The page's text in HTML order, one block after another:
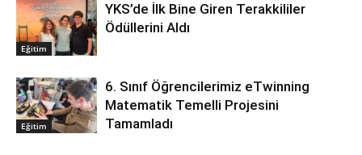
Eğitim
YKS’de İlk Bine Giren Terakkililer
Ödüllerini Aldı
Eğitim
6. Sınıf Öğrencilerimiz eTwinning
Matematik Temelli Projesini
Tamamladı